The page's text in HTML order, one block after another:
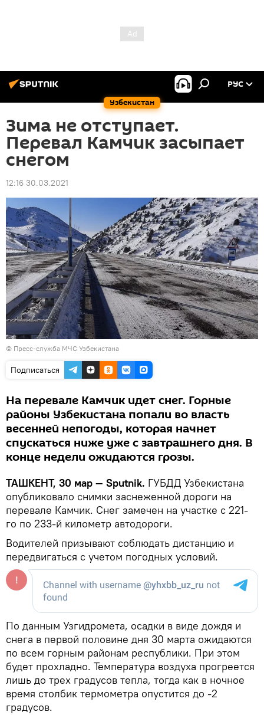
Узбекистан
РУС
Зима не отступает.
Перевал Камчик засыпает
снегом
12:16 30.03.2021
© Пресс-служба МЧС Узбекистана
Подписаться
На перевале Камчик идет снег. Горные
районы Узбекистана попали во власть
весенней непогоды, которая начнет
спускаться ниже уже с завтрашнего дня. В
конце недели ожидаются грозы.
ТАШКЕНТ, 30 мар — Sputnik. ГУБДД Узбекистана
опубликовало снимки заснеженной дороги на
перевале Камчик. Снег замечен на участке с 221-
го по 233-й километр автодороги.
Водителей призывают соблюдать дистанцию и
передвигаться с учетом погодных условий.
По данным Узгидромета, осадки в виде дождя и
снега в первой половине дня 30 марта ожидаются
по всем горным районам республики. При этом
будет прохладно. Температура воздуха прогреется
лишь до трех градусов тепла, тогда как в ночное
время столбик термометра опустится до -2
градусов.